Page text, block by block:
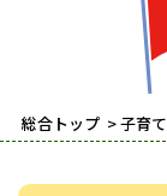
総合トップ >子育て